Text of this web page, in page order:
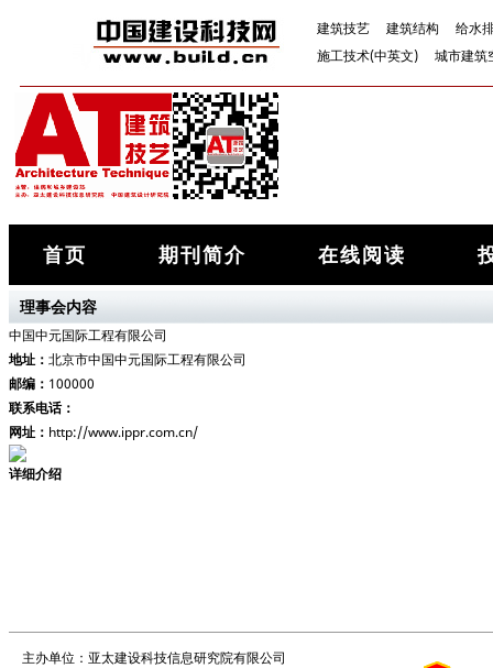
建筑技艺 建筑结构
给水
施工技术(中英文)
城市建筑
首页 期刊简介 在线阅读
理事会内容
中国中元国际工程有限公司
地址： 北京市中国中元国际工程有限公司
邮编： 100000
联系电话：
网址： http://www.ippr.com.cn/
详细介绍
主办单位：亚太建设科技信息研究院有限公司